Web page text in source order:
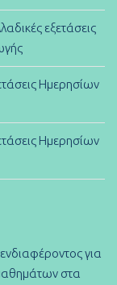
εξετάσεις
Ημερησίων
Ημερησίων
για
στα